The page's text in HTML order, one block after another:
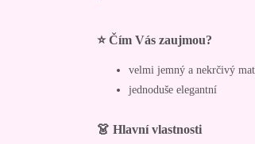
⭐ Čím Vás zaujmou?
velmi jemný a nekrčivý
jednoduše elegantní
👗 Hlavní vlastnosti